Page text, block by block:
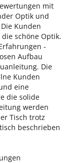
mit
Optik und
Kunden
schöne Optik.
-
Aufbau
Die
Kunden
eine
die solide
werden
Tisch trotz
beschrieben